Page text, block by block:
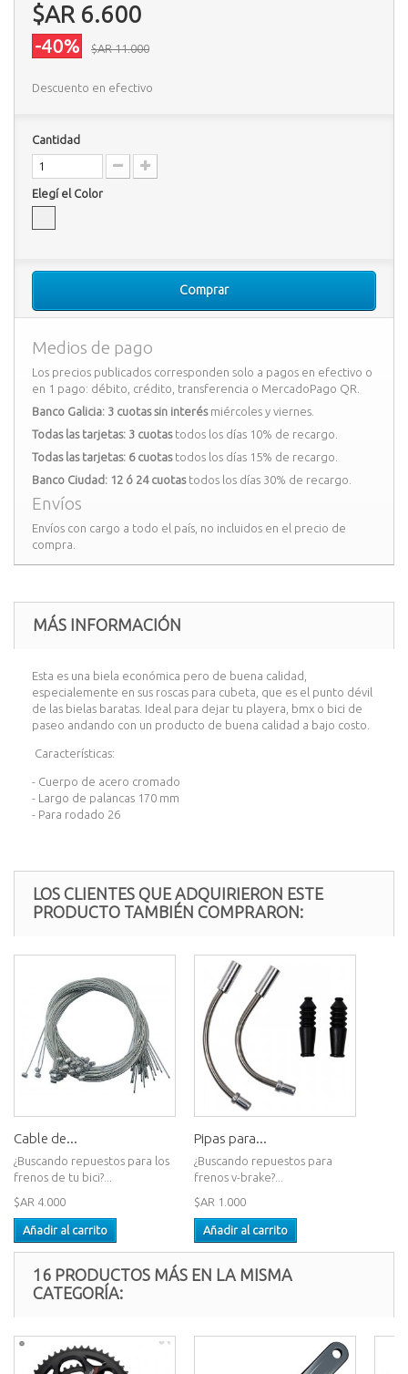
$AR 6.600
-40% $AR 11.000
Descuento en efectivo
Cantidad
Elegí el Color
Comprar
Medios de pago
Los precios publicados corresponden solo a pagos en efectivo o
en 1 pago: débito, crédito, transferencia o MercadoPago QR.
Banco Galicia: 3 cuotas sin interésmiércoles y viernes.
Todas las tarjetas: 3 cuotastodos los días 10% de recargo.
Todas las tarjetas: 6 cuotastodos los días 15% de recargo.
Banco Ciudad: 12 ó 24 cuotastodos los días 30% de recargo.
Envíos
Envíos con cargo a todo el país, no incluidos en el precio de
compra.
MÁS INFORMACIÓN
Esta es una biela económica pero de buena calidad,
especialemente en sus roscas para cubeta, que es el punto dévil
de las bielas baratas. Ideal para dejar tu playera, bmx o bici de
paseo andando con un producto de buena calidad a bajo costo.
Características:
- Cuerpo de acero cromado
- Largo de palancas 170 mm
- Para rodado 26
LOS CLIENTES QUE ADQUIRIERON ESTE
PRODUCTO TAMBIÉN COMPRARON:
Cable de...
¿Buscando repuestos para los
frenos de tu bici?...
$AR 4.000
Añadir al carrito
Pipas para...
¿Buscando repuestos para
frenos v-brake?...
$AR 1.000
Añadir al carrito
16 PRODUCTOS MÁS EN LA MISMA
CATEGORÍA: